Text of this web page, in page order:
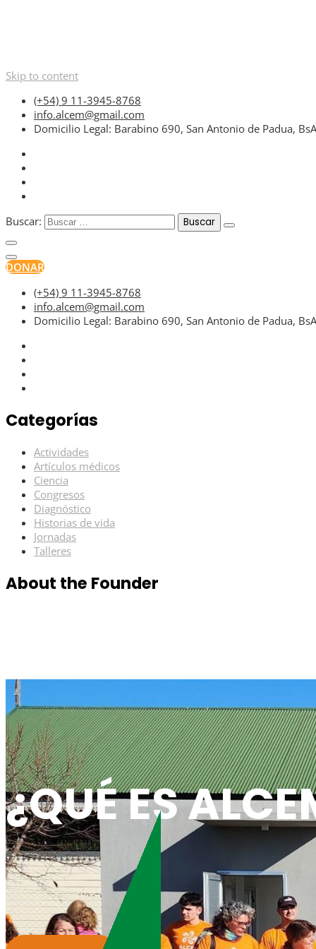
Skip to content
(+54) 9 11-3945-8768
info.alcem@gmail.com
Domicilio Legal: Barabino 690, San Antonio de Padua,
Buscar:
DONAR
(+54) 9 11-3945-8768
info.alcem@gmail.com
Domicilio Legal: Barabino 690, San Antonio de Padua,
Categorías
Actividades
Artículos médicos
Ciencia
Congresos
Diagnóstico
Historias de vida
Jornadas
Talleres
About the Founder
¿QUÉ ES